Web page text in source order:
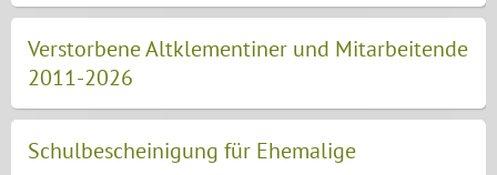
Verstorbene Altklementiner und Mitarbeitende
2011-2026
Schulbescheinigung für Ehemalige